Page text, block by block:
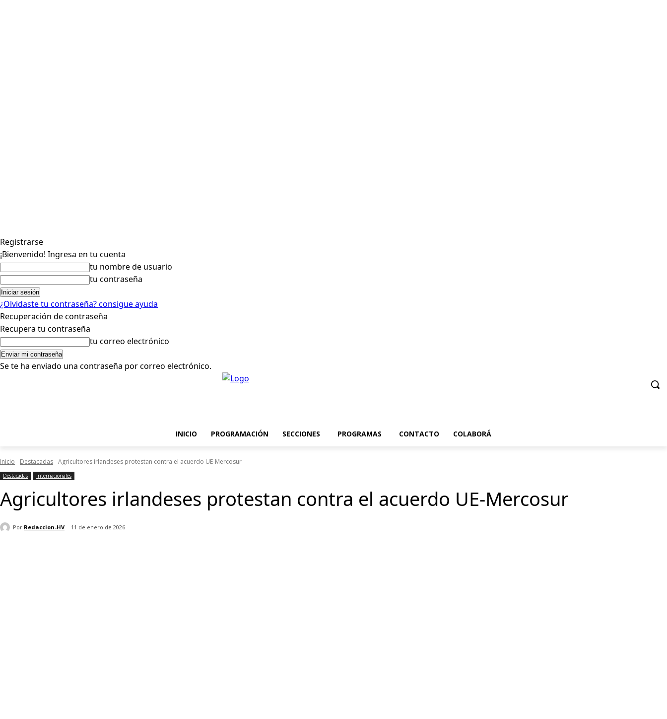
Registrarse
¡Bienvenido! Ingresa en tu cuenta
tu nombre de usuario
tu contraseña
¿Olvidaste tu contraseña? consigue ayuda
Recuperación de contraseña
Recupera tu contraseña
tu correo electrónico
Se te ha enviado una contraseña por correo electrónico.
INICIO PROGRAMACIÓN SECCIONES PROGRAMAS CONTACTO COLABORÁ
Inicio Destacadas Agricultores irlandeses protestan contra el acuerdo UE-Mercosur
Destacadas Internacionales
Agricultores irlandeses protestan contra el acuerdo UE-Mercosur
Por Redaccion-HV 11 de enero de 2026